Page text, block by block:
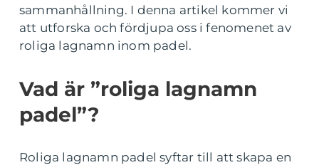
sammanhållning. I denna artikel kommer vi
att utforska och fördjupa oss i fenomenet av
roliga lagnamn inom padel.
Vad är ”roliga lagnamn
padel”?
Roliga lagnamn padel syftar till att skapa en